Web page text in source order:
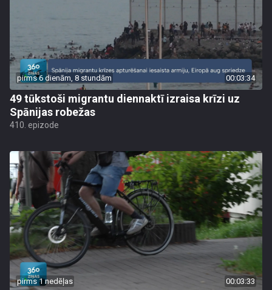
pirms 6 dienām, 8 stundām 00:03:34
49 tūkstoši migrantu diennaktī izraisa krīzi uz
Spānijas robežas
410. epizode
pirms 1 nedēļas 00:03:33